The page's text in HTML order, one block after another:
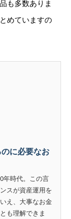
も多数ありま
めていますの
に必要なお
年時代。この言
スが資産運用を
え、大事なお金
も理解できま